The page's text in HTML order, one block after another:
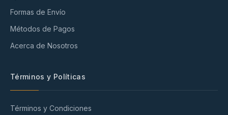
Formas de Envío
Métodos de Pagos
Acerca de Nosotros
Términos y Políticas
Términos y Condiciones